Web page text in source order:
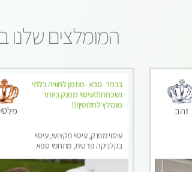
המומלצים שלנו
זהב
בכפר -סבא -מוזמן לחוויה בלתי
נשכחת!!!עיסוי מפנק ביותר
מומלץ לחלוטין!!!
עיסוי מפנק, עיסוי מקצועי, עיסוי
בקלניקה פרטית, מתחמי ספא
לגבר, עיסוי לנשים בלבד